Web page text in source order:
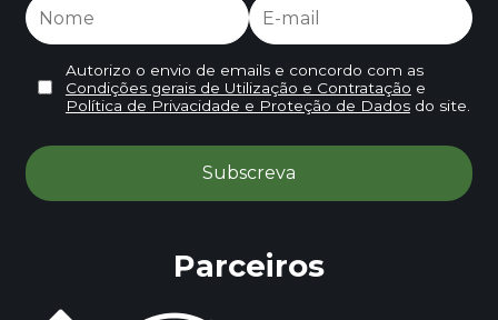
Autorizo o envio de emails e concordo com as
Condições gerais de Utilização e Contratação e
Política de Privacidade e Proteção de Dadosdo site.
Parceiros